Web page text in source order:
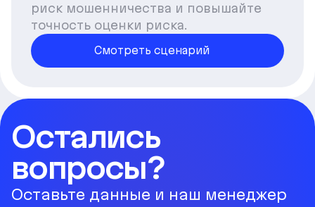
риск мошенничества и повышайте
точность оценки риска.
Смотреть сценарий
Остались
вопросы?
Оставьте данные и наш менеджер